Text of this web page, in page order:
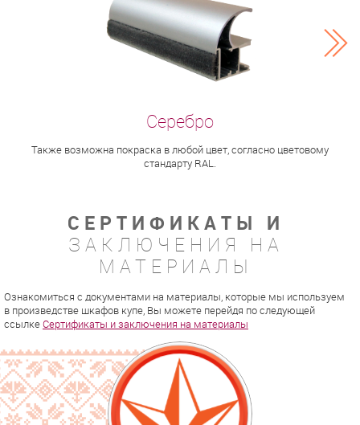
Также возможна покраска в любой цвет, согласно цветовому
стандарту RAL.
СЕРТИФИКАТЫ И
ЗАКЛЮЧЕНИЯ НА
МАТЕРИАЛЫ
Ознакомиться с документами на материалы, которые мы используем
в произведстве шкафов купе, Вы можете перейдя по следующей
ссылкеСертификаты и заключения на материалы